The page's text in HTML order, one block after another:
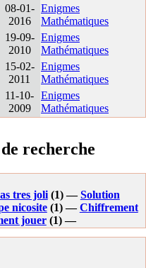
08-01-
2016
Enigmes
Mathématiques
19-09-
2010
Enigmes
Mathématiques
15-02-
2011
Enigmes
Mathématiques
11-10-
2009
Enigmes
Mathématiques
recherche
tres joli(1) —Solution
nicosite(1) —Chiffrement
jouer(1) —